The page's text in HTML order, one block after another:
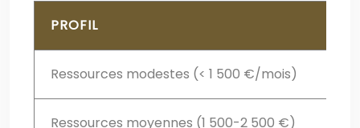
PROFIL
Ressources modestes (< 1 500 €/mois)
Ressources moyennes (1 500-2 500 €)